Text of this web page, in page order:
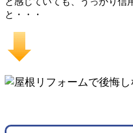
と・・・